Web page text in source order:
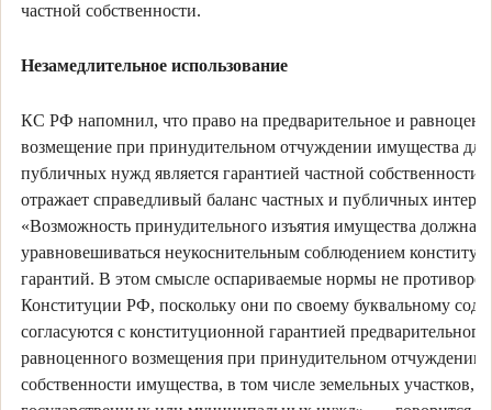
частной собственности.
Незамедлительное использование
КС РФ напомнил, что право на предварительное и
возмещение при принудительном отчуждении имущества для
публичных нужд является гарантией частной собственности
отражает справедливый баланс частных и публичных
«Возможность принудительного изъятия имущества должна
уравновешиваться неукоснительным соблюдением
гарантий. В этом смысле оспариваемые нормы не
Конституции РФ, поскольку они по своему буквальному
согласуются с конституционной гарантией предварительного
равноценного возмещения при принудительном отчуждении
собственности имущества, в том числе земельных участков,